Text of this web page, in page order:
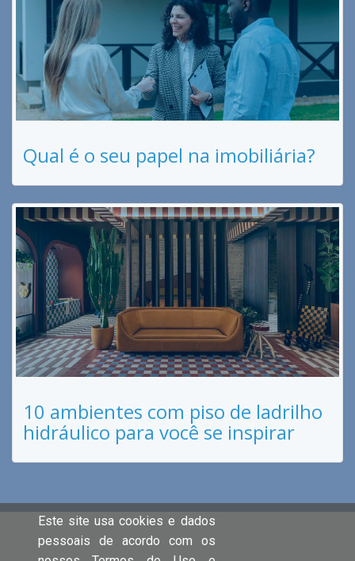
Qual é o seu papel na imobiliária?
10 ambientes com piso de ladrilho
hidráulico para você se inspirar
Este site usa cookies e dados
pessoais de acordo com os